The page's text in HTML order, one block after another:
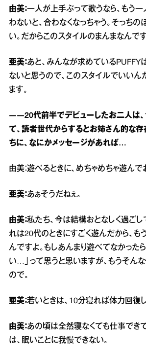
由美：一人が上手ぶって歌うなら、もう
わないと、合わなくなっちゃう。そっちの
い。だからこのスタイルのまんまなんです
亜美：あと、みんなが求めているPUFFY
ないと思うので、このスタイルでいいん
ます。
――20代前半でデビューしたお二人は
て、読者世代からするとお姉さん的な存
ちに、なにかメッセージがあれば…
由美：遊べるときに、めちゃめちゃ遊んで
亜美：あぁそうだねぇ。
由美：私たち、今は結構おとなしく過ご
れは20代のときにすごく遊んだから、も
んですよ。もしあんまり遊べてなかった
い…」って思うと思いますが、もうそん
ので。
亜美：若いときは、10分寝れば体力回復し
由美：あの頃は全然寝なくても仕事でき
は、眠いことに我慢できない。